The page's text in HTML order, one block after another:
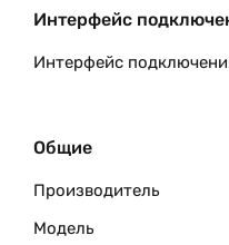
Интерфейс
Интерфейс
Общие
Производитель
Модель